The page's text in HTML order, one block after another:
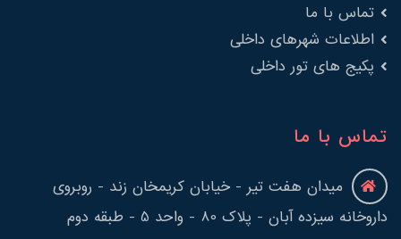
تماس با ما
اطلاعات شهرهای داخلی
پکیج های تور داخلی
تماس با ما
میدان هفت تیر - خیابان کریمخان زند - روبروی
داروخانه سیزده آبان - پلاک 80 - واحد 5 - طبقه دوم